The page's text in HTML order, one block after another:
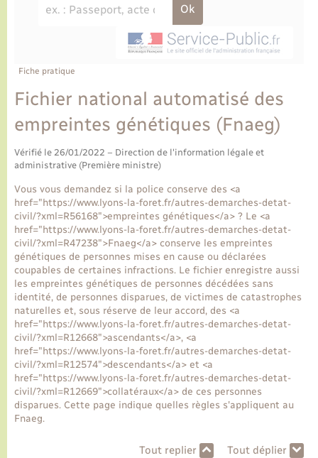
Bulletins d'informations communales
Le personnel municipal
Plan interactif
Présentation de la commune
Histoire et patrimoine
L’intercommunalité
Permis de détention de chien
Social
CIDFF
Etat-civil - Papiers - Citoyenneté
Logement - Urbanisme
Loisirs
Marchés de Lyons-la-Forêt
Nouvel habitant
Numérique et services - accompagnement
Organisation d’événement
Seniors
Transports
Transports scolaires
Voirie et espace public
Travaux - Autorisation d’occupation de l’espace
Fiche pratique
Fichier national automatisé des
empreintes génétiques (Fnaeg)
Vérifié le 26/01/2022 – Direction de l'information légale et
administrative (Première ministre)
Vous vous demandez si la police conserve des <a
href="https://www.lyons-la-foret.fr/autres-demarches-detat-
civil/?xml=R56168">empreintes génétiques</a> ? Le <a
href="https://www.lyons-la-foret.fr/autres-demarches-detat-
civil/?xml=R47238">Fnaeg</a> conserve les empreintes
génétiques de personnes mises en cause ou déclarées
coupables de certaines infractions. Le fichier enregistre aussi
les empreintes génétiques de personnes décédées sans
identité, de personnes disparues, de victimes de catastrophes
naturelles et, sous réserve de leur accord, des <a
href="https://www.lyons-la-foret.fr/autres-demarches-detat-
civil/?xml=R12668">ascendants</a>, <a
href="https://www.lyons-la-foret.fr/autres-demarches-detat-
civil/?xml=R12574">descendants</a> et <a
href="https://www.lyons-la-foret.fr/autres-demarches-detat-
civil/?xml=R12669">collatéraux</a> de ces personnes
disparues. Cette page indique quelles règles s'appliquent au
Fnaeg.
Tout replier Tout déplier